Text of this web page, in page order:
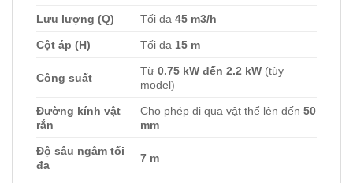
Lưu lượng (Q) Tối đa45 m3/h
Cột áp (H) Tối đa 15 m
Công suất
Từ0.75 kW đến 2.2 kW (tùy
model)
Đường kính vật
rắn
Cho phép đi qua vật thể lên đến50
mm
Độ sâu ngâm tối
đa
7 m